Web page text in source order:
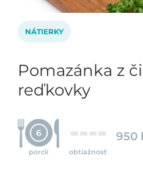
NÁTIERKY
Pomazánka z
reďkovky
6
porcií obtiažnosť
950